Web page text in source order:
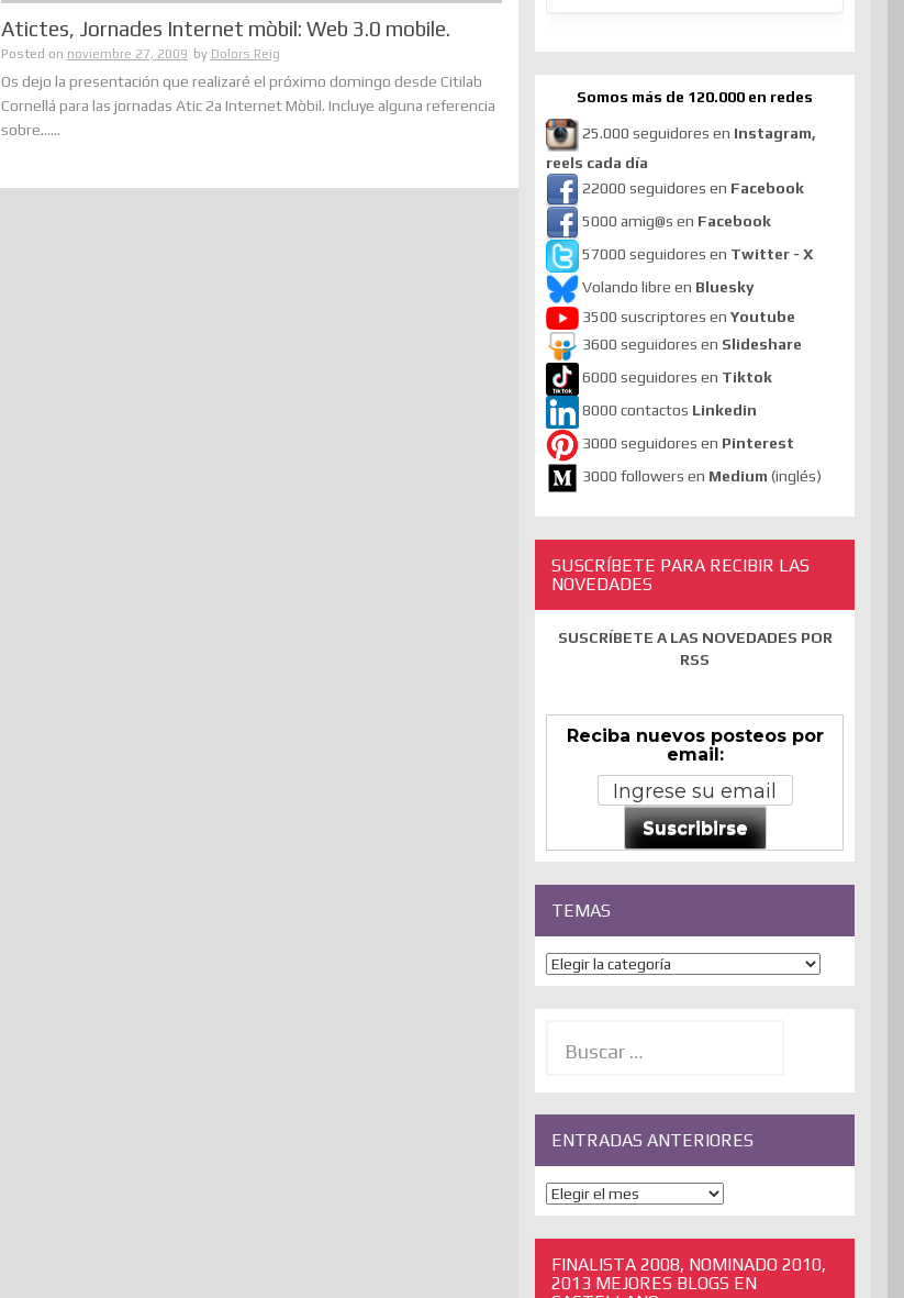
Atictes, Jornades Internet mòbil: Web 3.0 mobile.
Posted on noviembre 27, 2009 by Dolors Reig
Os dejo la presentación que realizaré el próximo domingo desde Citilab
Cornellá para las jornadas Atic 2a Internet Mòbil. Incluye alguna referencia
sobre......
Somos más de 120.000 en redes
25.000 seguidores en Instagram,
reels cada día
22000 seguidores en Facebook
5000 amig@s en Facebook
57000 seguidores en Twitter - X
Volando libre en Bluesky
3500 suscriptores en Youtube
3600 seguidores en Slideshare
6000 seguidores en Tiktok
8000 contactos Linkedin
3000 seguidores en Pinterest
3000 followers en Medium (inglés)
SUSCRÍBETE PARA RECIBIR LAS
NOVEDADES
SUSCRÍBETE A LAS NOVEDADES POR
RSS
Reciba nuevos posteos por
email:
Suscribirse
TEMAS
Temas
ENTRADAS ANTERIORES
ENTRADAS
ANTERIORES
FINALISTA 2008, NOMINADO 2010,
2013 MEJORES BLOGS EN